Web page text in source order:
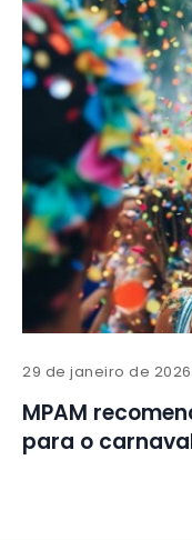
29 de janeiro de 2026
MPAM
para o